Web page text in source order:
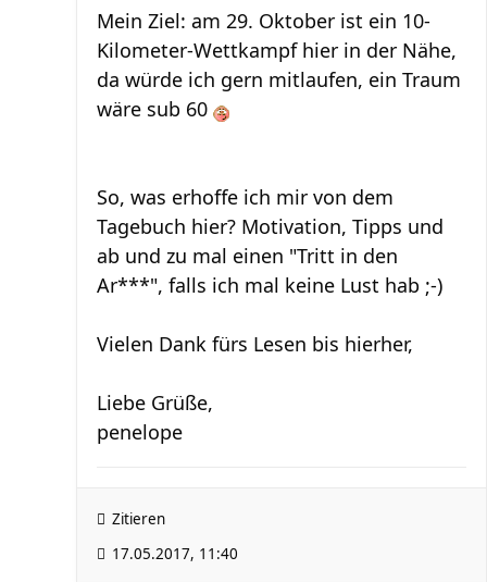
Mein Ziel: am 29. Oktober ist ein 10-
Kilometer-Wettkampf hier in der Nähe,
da würde ich gern mitlaufen, ein Traum
wäre sub 60
So, was erhoffe ich mir von dem
Tagebuch hier? Motivation, Tipps und
ab und zu mal einen "Tritt in den
Ar***", falls ich mal keine Lust hab ;-)
Vielen Dank fürs Lesen bis hierher,
Liebe Grüße,
penelope
Zitieren
17.05.2017, 11:40